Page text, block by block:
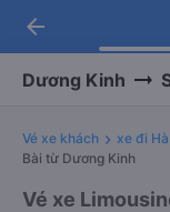
-
arrow_back
Dương Kinh
Vé xe khách xe đi
Bài từ Dương Kinh
Vé xe